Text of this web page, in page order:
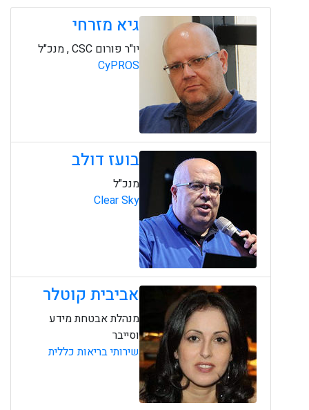
גיא מזרחי
יו"ר פורום CSC , מנכ"ל
CyPROS
בועז דולב
מנכ"ל
Clear Sky
אביבית קוטלר
מנהלת אבטחת מידע
וסייבר
שירותי בריאות כללית